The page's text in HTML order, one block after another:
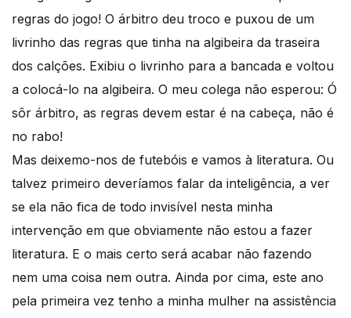
regras do jogo! O árbitro deu troco e puxou de um
livrinho das regras que tinha na algibeira da traseira
dos calções. Exibiu o livrinho para a bancada e voltou
a colocá-lo na algibeira. O meu colega não esperou: Ó
sôr árbitro, as regras devem estar é na cabeça, não é
no rabo!
Mas deixemo-nos de futebóis e vamos à literatura. Ou
talvez primeiro deveríamos falar da inteligência, a ver
se ela não fica de todo invisível nesta minha
intervenção em que obviamente não estou a fazer
literatura. E o mais certo será acabar não fazendo
nem uma coisa nem outra. Ainda por cima, este ano
pela primeira vez tenho a minha mulher na assistência